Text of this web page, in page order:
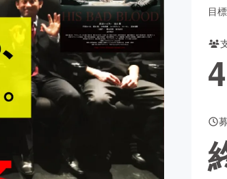
出版 アニメ・漫画
ビューティー・ヘ
CAMPFIREふるさと納税
machi-ya
目